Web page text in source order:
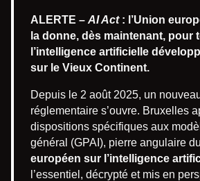
ALERTE – AI Act: l’Union
la donne, dès maintenant, pour
l’intelligence artificielle
sur le Vieux Continent.
Depuis le 2 août 2025, un
réglementaire s’ouvre. Bruxelles
dispositions spécifiques aux
général (GPAI), pierre angulaire du
européen sur l’intelligence
l’essentiel, décrypté et mis en